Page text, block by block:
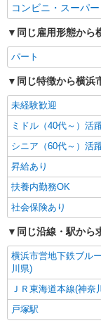
コンビニ・スーパー
同じ雇用形態から
パート
同じ特徴から横浜
未経験歓迎
ミドル（40代～）活
シニア（60代～）活
昇給あり
扶養内勤務OK
社会保険あり
同じ沿線・駅から
横浜市営地下鉄ブル
川県)
ＪＲ東海道本線(神奈
戸塚駅